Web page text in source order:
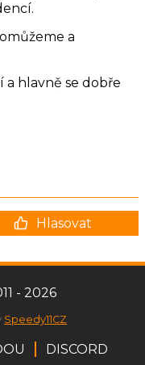
a
a hlavně se dobře
Hlasovat
- 2026
Speedy11CZ
DISCORD